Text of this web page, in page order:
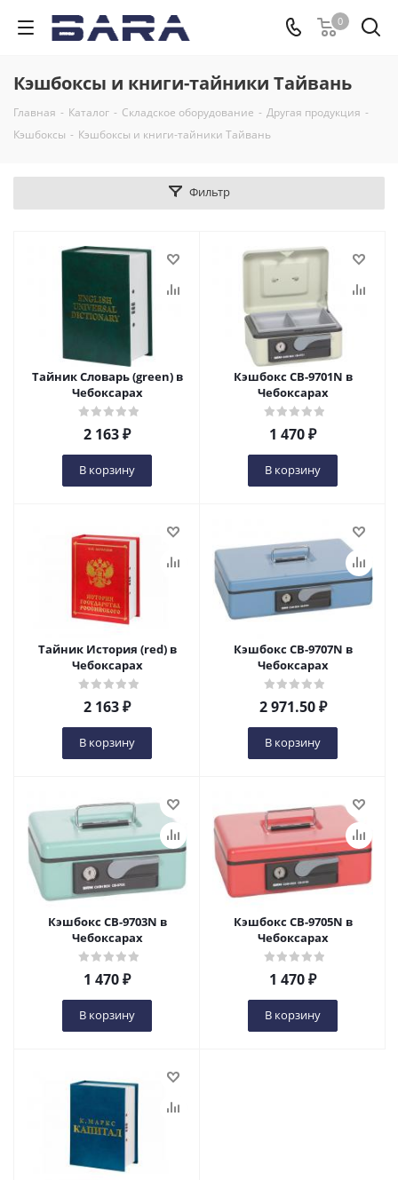
0
Кэшбоксы и книги-тайники Тайвань
Главная - Каталог - Складское оборудование - Другая продукция -
Кэшбоксы - Кэшбоксы и книги-тайники Тайвань
Фильтр
Тайник Словарь (green) в
Чебоксарах
2 163₽
В корзину
Кэшбокс CB-9701N в
Чебоксарах
1 470₽
В корзину
Тайник История (red) в
Чебоксарах
2 163₽
В корзину
Кэшбокс CB-9707N в
Чебоксарах
2 971.50₽
В корзину
Кэшбокс CB-9703N в
Чебоксарах
1 470₽
В корзину
Кэшбокс CB-9705N в
Чебоксарах
1 470₽
В корзину